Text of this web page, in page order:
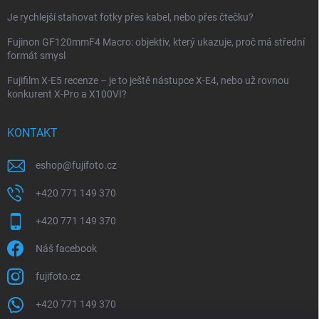
Je rychlejší stahovat fotky přes kabel, nebo přes čtečku?
Fujinon GF120mmF4 Macro: objektiv, který ukazuje, proč má střední
formát smysl
Fujifilm X-E5 recenze – je to ještě nástupce X-E4, nebo už rovnou
konkurent X-Pro a X100VI?
KONTAKT
eshop@fujifoto.cz
+420 771 149 370
+420 771 149 370
Náš facebook
fujifoto.cz
+420 771 149 370